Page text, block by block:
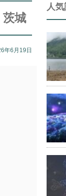
城
年6月19日
人気